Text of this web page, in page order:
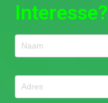
Interesse?
Contact